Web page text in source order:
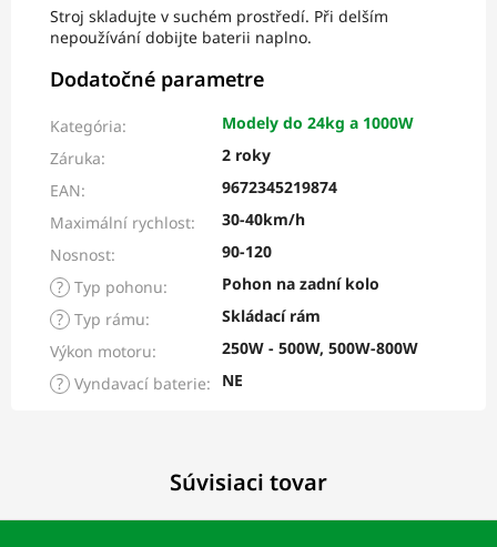
Súvisiaci tovar
Stroj skladujte v suchém prostředí. Při delším
nepoužívání dobijte baterii naplno.
Dodatočné parametre
Kategória:
Modely do 24kg a 1000W
Záruka:
2 roky
EAN:
9672345219874
Maximální rychlost:
30-40km/h
Nosnost:
90-120
? Typ pohonu:
Pohon na zadní kolo
? Typ rámu:
Skládací rám
Výkon motoru:
250W - 500W, 500W-800W
? Vyndavací baterie: NE
Z